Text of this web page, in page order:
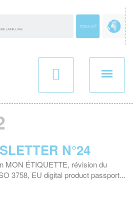
N°24
MON ÉTIQUETTE, révision du
3758, EU digital product passport...